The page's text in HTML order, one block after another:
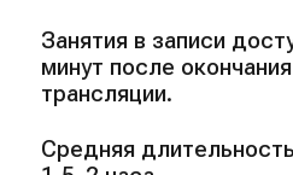
Занятия в записи
минут после
трансляции.
Средняя